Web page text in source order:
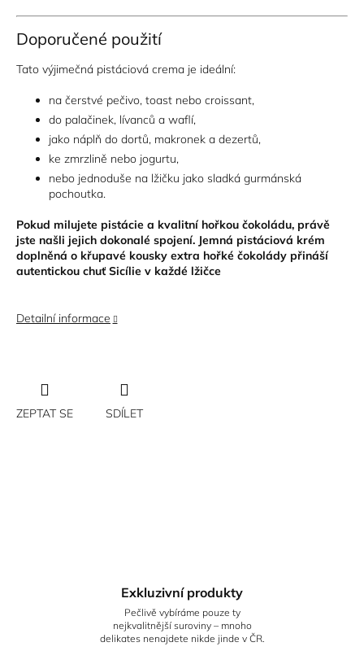
Doporučené použití
Tato výjimečná pistáciová crema je ideální:
na čerstvé pečivo, toast nebo croissant,
do palačinek, lívanců a waflí,
jako náplň do dortů, makronek a dezertů,
ke zmrzlině nebo jogurtu,
nebo jednoduše na lžičku jako sladká gurmánská
pochoutka.
Pokud milujete pistácie a kvalitní hořkou čokoládu, právě
jste našli jejich dokonalé spojení. Jemná pistáciová krém
doplněná o křupavé kousky extra hořké čokolády přináší
autentickou chuť Sicílie v každé lžičce
Detailní informace
ZEPTAT SE SDÍLET
Exkluzivní produkty
Pečlivě vybíráme pouze ty
nejkvalitnější suroviny – mnoho
delikates nenajdete nikde jinde v ČR.